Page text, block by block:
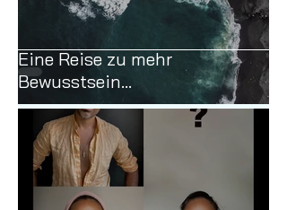
Eine Reise zu mehr
Bewusstsein...